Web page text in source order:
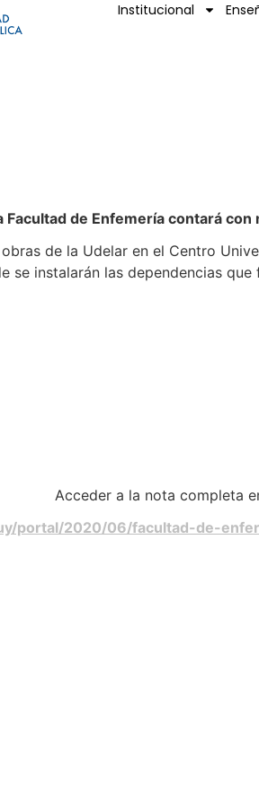
Institucional
Facultad de Enfemería contará con
de la Udelar en el Centro
se instalarán las dependencias
Acceder a la nota completa
portal/2020/06/facultad-de-